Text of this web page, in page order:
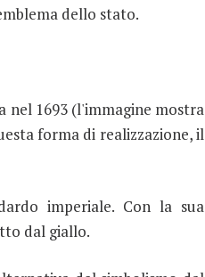
dello stato.
nel 1693 (l'immagine mostra
forma di realizzazione, il
imperiale. Con la sua
dal giallo.